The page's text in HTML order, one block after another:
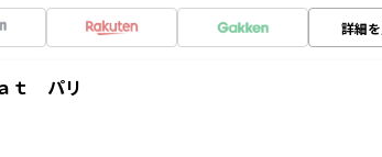
詳細
ｔ パリ